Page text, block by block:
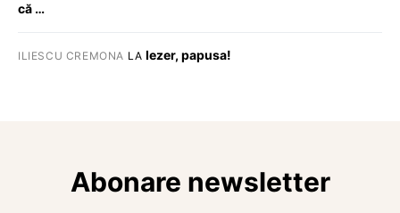
că …
ILIESCU CREMONA LA Iezer, papusa!
Abonare newsletter